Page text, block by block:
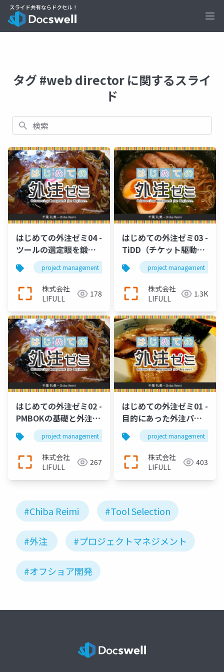
タグ #web director に関するスライ
ド
検索
はじめての外注ゼミ04 -
ツールの選定眼を鍛え
よう
project management director web director
株式会社
LIFULL
178
はじめての外注ゼミ03 -
TiDD（チケット駆動開
発）の手法、思想とプ
ランニングポーカー
project management
株式会社
LIFULL
1.3K
はじめての外注ゼミ02 -
PMBOKの基礎と外注制
作の体験談project management director web director
株式会社
LIFULL
267
はじめての外注ゼミ01 -
目的にあった外注パー
トナーの探し方
project management
株式会社
LIFULL
403
#Chiba Reimi #Tool Selection
#外注 #プロジェクトマネジメント
#オフショア開発